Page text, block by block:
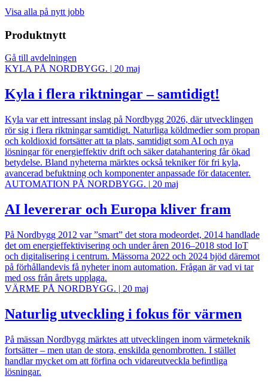
Visa alla på nytt jobb
Produktnytt
Gå till avdelningen
KYLA PÅ NORDBYGG. | 20 maj
Kyla i flera riktningar – samtidigt!
Kyla var ett intressant inslag på Nordbygg 2026, där utvecklingen
rör sig i flera riktningar samtidigt. Naturliga köldmedier som propan
och koldioxid fortsätter att ta plats, samtidigt som AI och nya
lösningar för energieffektiv drift och säker datahantering får ökad
betydelse. Bland nyheterna märktes också tekniker för fri kyla,
avancerad befuktning och komponenter anpassade för datacenter.
AUTOMATION PÅ NORDBYGG. | 20 maj
AI levererar och Europa kliver fram
På Nordbygg 2012 var ”smart” det stora modeordet, 2014 handlade
det om energieffektivisering och under åren 2016–2018 stod IoT
och digitalisering i centrum. Mässorna 2022 och 2024 bjöd däremot
på förhållandevis få nyheter inom automation. Frågan är vad vi tar
med oss från årets upplaga.
VÄRME PÅ NORDBYGG. | 20 maj
Naturlig utveckling i fokus för värmen
På mässan Nordbygg märktes att utvecklingen inom värmeteknik
fortsätter – men utan de stora, enskilda genombrotten. I stället
handlar mycket om att förfina och vidareutveckla befintliga
lösningar.